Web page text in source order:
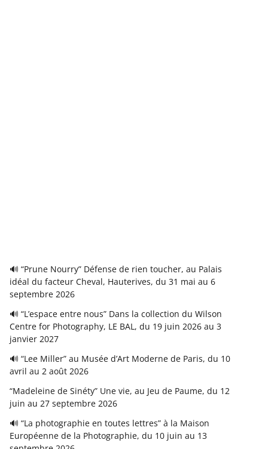
🔊 “Prune Nourry” Défense de rien toucher, au Palais
idéal du facteur Cheval, Hauterives, du 31 mai au 6
septembre 2026
🔊 “L’espace entre nous” Dans la collection du Wilson
Centre for Photography, LE BAL, du 19 juin 2026 au 3
janvier 2027
🔊 “Lee Miller” au Musée d’Art Moderne de Paris, du 10
avril au 2 août 2026
“Madeleine de Sinéty” Une vie, au Jeu de Paume, du 12
juin au 27 septembre 2026
🔊 “La photographie en toutes lettres” à la Maison
Européenne de la Photographie, du 10 juin au 13